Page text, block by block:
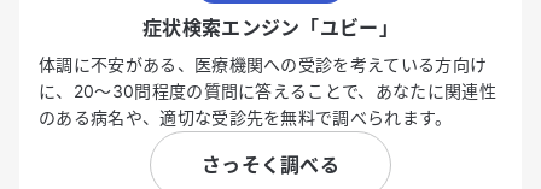
症状検索エンジン「ユビー」
体調に不安がある、医療機関への受診を考えている方向け
に、20〜30問程度の質問に答えることで、あなたに関連性
のある病名や、適切な受診先を無料で調べられます。
さっそく調べる